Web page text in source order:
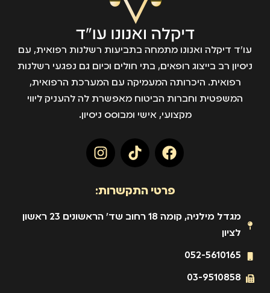
עו״ד דיקלה ואנונו מתמחה בתביעות רשלנות רפואית, עם
ניסיון רב בייצוג רופאים, בתי חולים וכיום גם נפגעי רשלנות
רפואית. היכרותה המעמיקה עם המערכת הרפואית,
המשפטית וחברות הביטוח מאפשרת לה להעניק ליווי
מקצועי, אישי ומבוסס ניסיון.
פרטי התקשרות:
מגדל מילניה, קומה 18 רחוב שד' הראשונים 23 ראשון
לציון
052-5610165
03-9510858